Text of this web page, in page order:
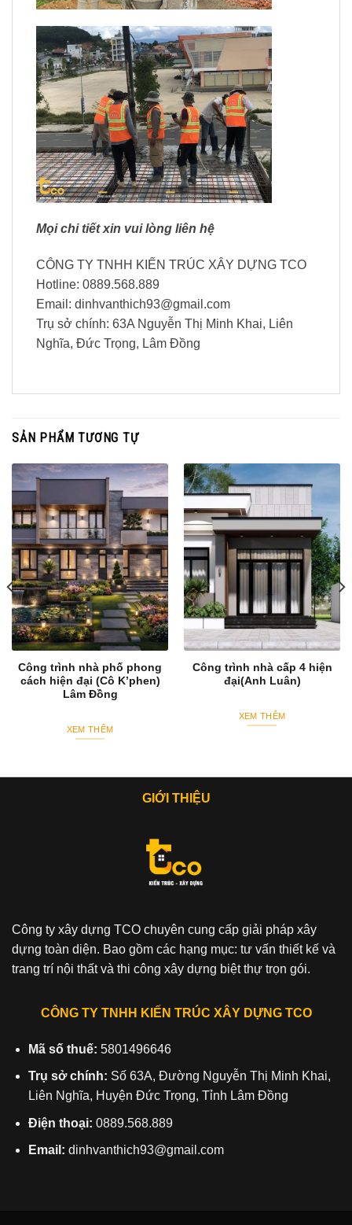
Mọi chi tiết xin vui lòng liên hệ
CÔNG TY TNHH KIẾN TRÚC XÂY DỰNG TCO
Hotline: 0889.568.889
Email: dinhvanthich93@gmail.com
Trụ sở chính: 63A Nguyễn Thị Minh Khai, Liên
Nghĩa, Đức Trọng, Lâm Đồng
SẢN PHẨM TƯƠNG TỰ
Công trình nhà phố phong
cách hiện đại (Cô K’phen)
Lâm Đồng
XEM THÊM
Công trình nhà cấp 4 hiện
đại(Anh Luân)
XEM THÊM
GIỚI THIỆU
Công ty xây dựng TCO chuyên cung cấp giải pháp xây
dựng toàn diện. Bao gồm các hạng mục: tư vấn thiết kế và
trang trí nội thất và thi công xây dựng biệt thự trọn gói.
CÔNG TY TNHH KIẾN TRÚC XÂY DỰNG TCO
Mã số thuế: 5801496646
Trụ sở chính: Số 63A, Đường Nguyễn Thị Minh Khai,
Liên Nghĩa, Huyện Đức Trọng, Tỉnh Lâm Đồng
Điện thoại: 0889.568.889
Email: dinhvanthich93@gmail.com